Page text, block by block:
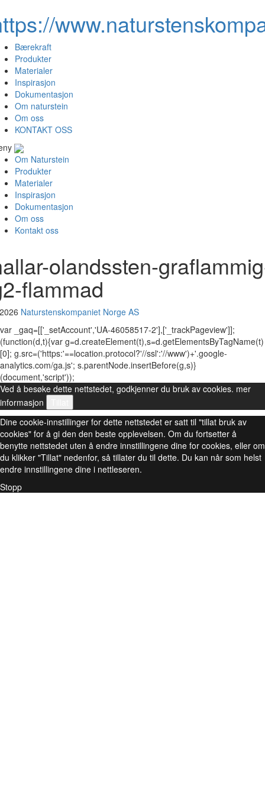
Bærekraft
Produkter
Materialer
Inspirasjon
Dokumentasjon
Om naturstein
Om oss
KONTAKT OSS
Om Naturstein
Produkter
Materialer
Inspirasjon
Dokumentasjon
Om oss
Kontakt oss
olandssten-
flammad
Naturstenskompaniet Norge AS
var _gaq=[['_setAccount','UA-46058517-2'],['_trackPageview']];
(function(d,t){var g=d.createElement(t),s=d.getElementsByTagName(t)
[0]; g.src=('https:'==location.protocol?'//ssl':'//www')+'.google-
analytics.com/ga.js'; s.parentNode.insertBefore(g,s)}
(document,'script'));
Ved å besøke dette nettstedet, godkjenner du bruk av cookies. mer
informasjon
Dine cookie-innstillinger for dette nettstedet er satt til "tillat bruk av
cookies" for å gi den den beste opplevelsen. Om du fortsetter å
benytte nettstedet uten å endre innstillingene dine for cookies, eller om
du klikker "Tillat" nedenfor, så tillater du til dette. Du kan når som helst
endre innstillingene dine i nettleseren.
Stopp